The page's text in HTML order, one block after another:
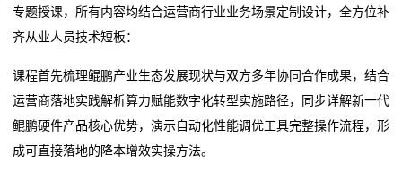
专题授课，所有内容均结合运营商行业业务场景定制设计，全方位补
齐从业人员技术短板：
课程首先梳理鲲鹏产业生态发展现状与双方多年协同合作成果，结合
运营商落地实践解析算力赋能数字化转型实施路径，同步详解新一代
鲲鹏硬件产品核心优势，演示自动化性能调优工具完整操作流程，形
成可直接落地的降本增效实操方法。